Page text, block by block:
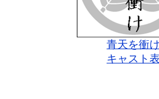
青天を衝け
キャスト表